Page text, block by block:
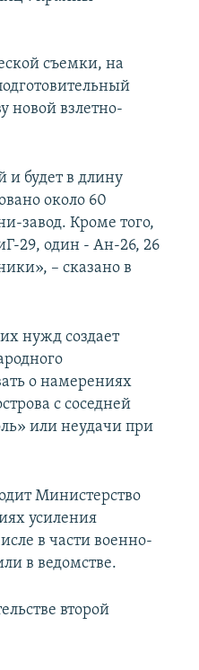
съемки, на
новой взлетно-
и будет в длину
около 60
завод. Кроме того,
29, один - Ан-26, 26
– сказано в
нужд создает
о намерениях
с соседней
или неудачи при
Министерство
усиления
в части военно-
в ведомстве.
второй